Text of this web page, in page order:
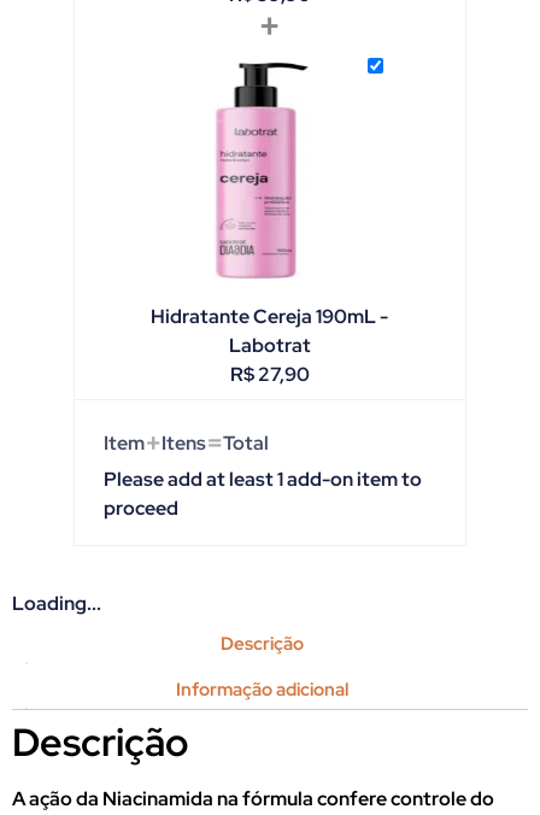
+
Hidratante Cereja 190mL -
Labotrat
R$27,90
Item+Itens=Total
Please add at least 1 add-on item to
proceed
Loading...
Descrição
Informação adicional
Descrição
A ação da Niacinamida na fórmula confere controle do